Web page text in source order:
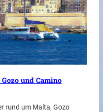
und Camino
rund um Malta, Gozo